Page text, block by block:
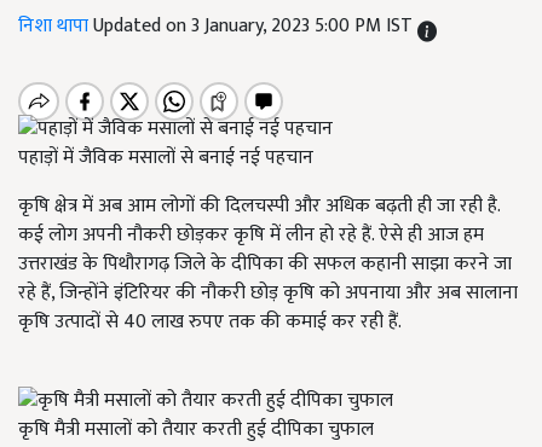
निशा थापाUpdated on 3 January, 2023 5:00 PM IST
पहाड़ों में जैविक मसालों से बनाई नई पहचान
कृषि क्षेत्र में अब आम लोगों की दिलचस्पी और अधिक बढ़ती ही जा रही है.
कई लोग अपनी नौकरी छोड़कर कृषि में लीन हो रहे हैं. ऐसे ही आज हम
उत्तराखंड के पिथौरागढ़ जिले के दीपिका की सफल कहानी साझा करने जा
रहे हैं, जिन्होंने इंटिरियर की नौकरी छोड़ कृषि को अपनाया और अब सालाना
कृषि उत्पादों से 40 लाख रुपए तक की कमाई कर रही हैं.
कृषि मैत्री मसालों को तैयार करती हुई दीपिका चुफाल